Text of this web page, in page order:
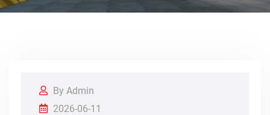
By Admin
2026-06-11